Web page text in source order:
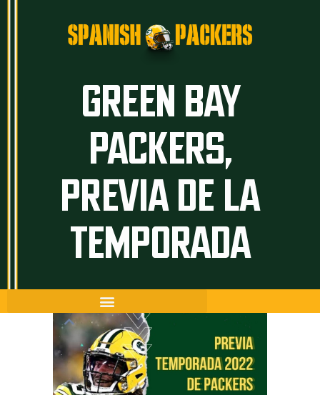
GREEN BAY
PACKERS,
PREVIA DE LA
TEMPORADA
Artículos
Temporada 26/27
Historia
The Frozen Tundra
Guía Packers